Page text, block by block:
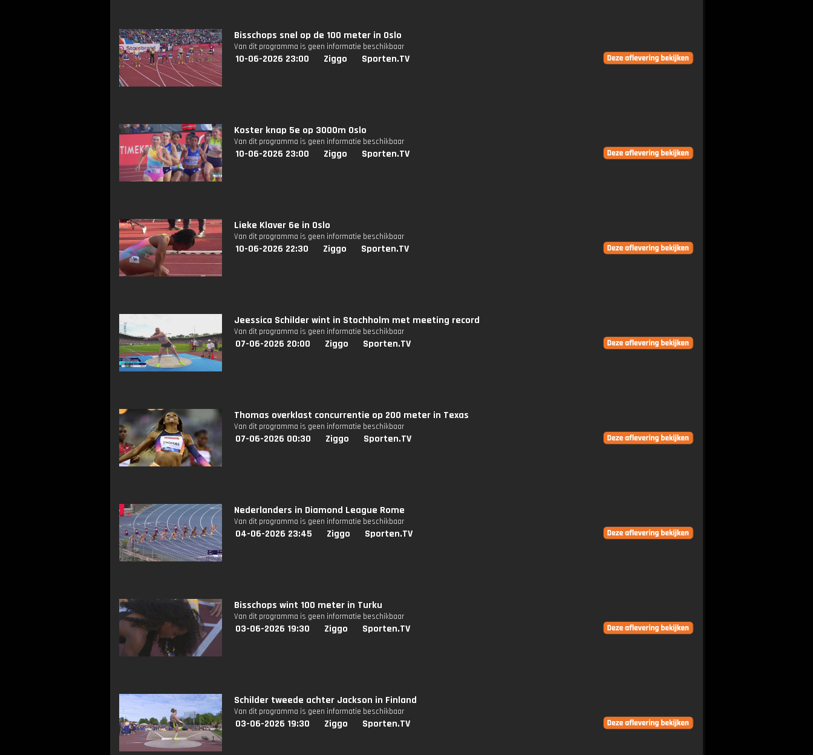
Bisschops snel op de 100 meter in Oslo
Van dit programma is geen informatie beschikbaar
10-06-2026 23:00 Ziggo Sporten.TV
Koster knap 5e op 3000m Oslo
Van dit programma is geen informatie beschikbaar
10-06-2026 23:00 Ziggo Sporten.TV
Lieke Klaver 6e in Oslo
Van dit programma is geen informatie beschikbaar
10-06-2026 22:30 Ziggo Sporten.TV
Jeessica Schilder wint in Stochholm met meeting record
Van dit programma is geen informatie beschikbaar
07-06-2026 20:00 Ziggo Sporten.TV
Thomas overklast concurrentie op 200 meter in Texas
Van dit programma is geen informatie beschikbaar
07-06-2026 00:30 Ziggo Sporten.TV
Nederlanders in Diamond League Rome
Van dit programma is geen informatie beschikbaar
04-06-2026 23:45 Ziggo Sporten.TV
Bisschops wint 100 meter in Turku
Van dit programma is geen informatie beschikbaar
03-06-2026 19:30 Ziggo Sporten.TV
Schilder tweede achter Jackson in Finland
Van dit programma is geen informatie beschikbaar
03-06-2026 19:30 Ziggo Sporten.TV